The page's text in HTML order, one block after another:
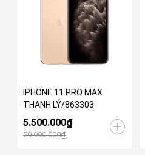
IPHONE 11 PRO MAX
THANH LÝ/863303
5.500.000₫
29.990.000₫